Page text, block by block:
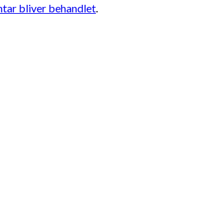
bliver behandlet.